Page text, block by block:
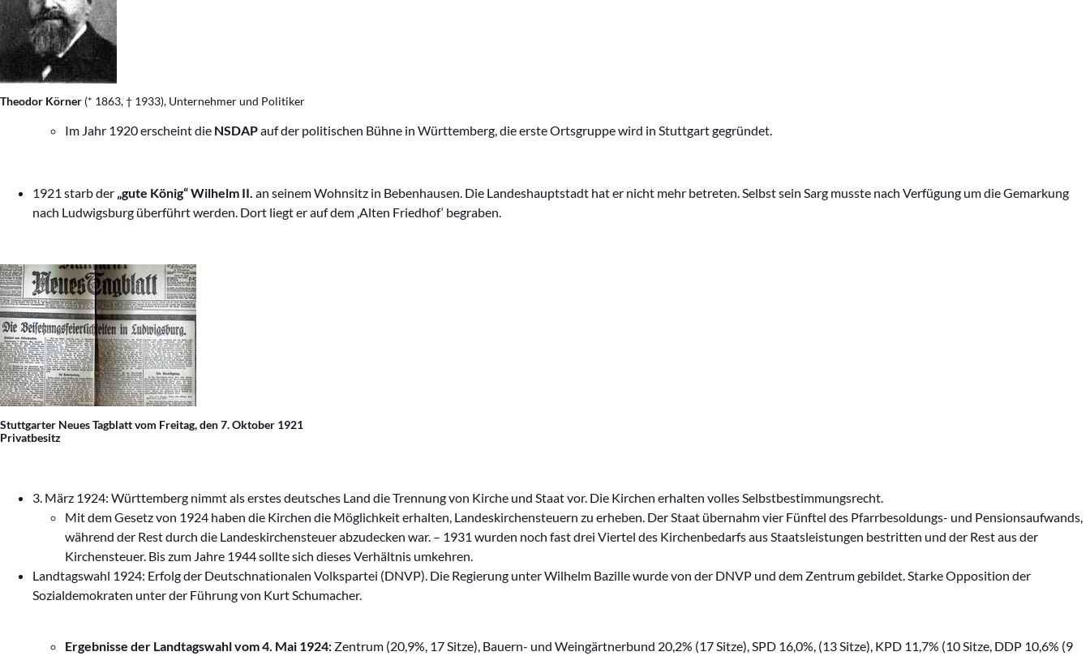
Theodor Körner (* 1863, † 1933), Unternehmer und Politiker
Im Jahr 1920 erscheint die NSDAPauf der politischen Bühne in Württemberg, die erste Ortsgruppe wird in Stuttgart gegründet.
1921 starb der „gute König“ Wilhelm II. an seinem Wohnsitz in Bebenhausen. Die Landeshauptstadt hat er nicht mehr betreten. Selbst sein Sarg musste nach Verfügung um die Gemarkung
nach Ludwigsburg überführt werden. Dort liegt er auf dem ‚Alten Friedhof‘ begraben.
Stuttgarter Neues Tagblatt vom Freitag, den 7. Oktober 1921
Privatbesitz
3. März 1924: Württemberg nimmt als erstes deutsches Land die Trennung von Kirche und Staat vor. Die Kirchen erhalten volles Selbstbestimmungsrecht.
Mit dem Gesetz von 1924 haben die Kirchen die Möglichkeit erhalten, Landeskirchensteuern zu erheben. Der Staat übernahm vier Fünftel des Pfarrbesoldungs- und Pensionsaufwands,
während der Rest durch die Landeskirchensteuer abzudecken war. – 1931 wurden noch fast drei Viertel des Kirchenbedarfs aus Staatsleistungen bestritten und der Rest aus der
Kirchensteuer. Bis zum Jahre 1944 sollte sich dieses Verhältnis umkehren.
Landtagswahl 1924: Erfolg der Deutschnationalen Volkspartei (DNVP). Die Regierung unter Wilhelm Bazille wurde von der DNVP und dem Zentrum gebildet. Starke Opposition der
Sozialdemokraten unter der Führung von Kurt Schumacher.
Ergebnisse der Landtagswahl vom 4. Mai 1924: Zentrum (20,9%, 17 Sitze), Bauern- und Weingärtnerbund 20,2% (17 Sitze), SPD 16,0%, (13 Sitze), KPD 11,7% (10 Sitze, DDP 10,6% (9